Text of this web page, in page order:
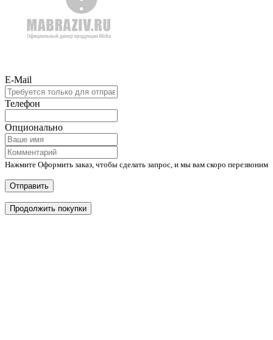
E-Mail
Телефон
Опционально
Нажмите Оформить заказ, чтобы сделать запрос, и мы вам скоро перезвоним
Отправить
Продолжить покупки